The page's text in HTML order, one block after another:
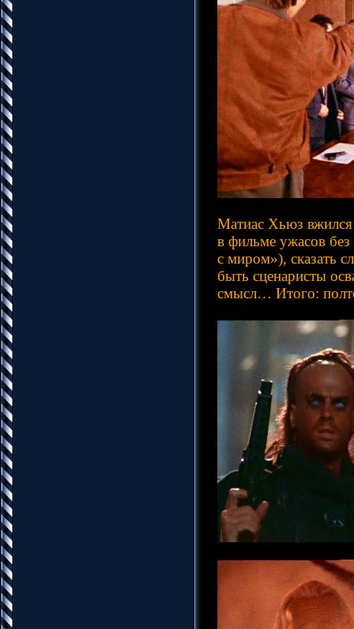
Матиас Хьюз вжился
в фильме ужасов
с миром»), сказать
быть сценаристы
смысл… Итого: